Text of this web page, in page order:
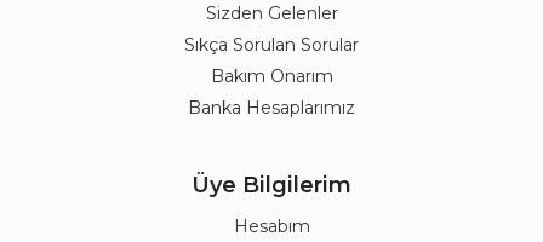
Sizden Gelenler
Sıkça Sorulan Sorular
Bakım Onarım
Banka Hesaplarımız
Üye Bilgilerim
Hesabım